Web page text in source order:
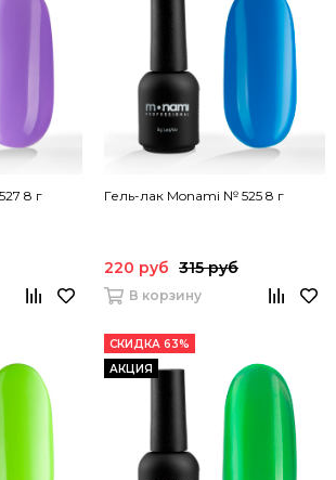
8 г Гель-лак Monami № 525 8 г
220 руб 315 руб
В корзину
СКИДКА 63%
АКЦИЯ